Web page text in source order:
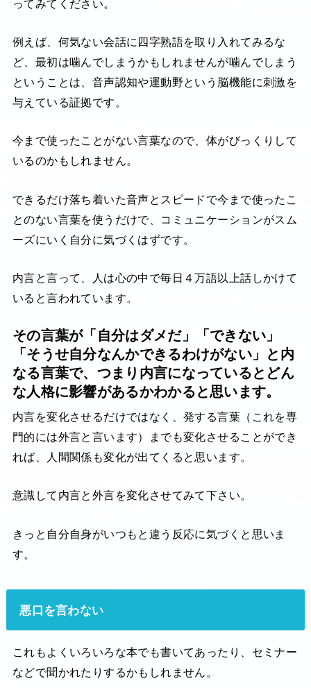
ってみてください。
例えば、何気ない会話に四字熟語を取り入れてみるな
ど、最初は噛んでしまうかもしれませんが噛んでしまう
ということは、音声認知や運動野という脳機能に刺激を
与えている証拠です。
今まで使ったことがない言葉なので、体がびっくりして
いるのかもしれません。
できるだけ落ち着いた音声とスピードで今まで使ったこ
とのない言葉を使うだけで、コミュニケーションがスム
ーズにいく自分に気づくはずです。
内言と言って、人は心の中で毎日４万語以上話しかけて
いると言われています。
その言葉が「自分はダメだ」「できない」
「そうせ自分なんかできるわけがない」と内
なる言葉で、つまり内言になっているとどん
な人格に影響があるかわかると思います。
内言を変化させるだけではなく、発する言葉（これを専
門的には外言と言います）までも変化させることができ
れば、人間関係も変化が出てくると思います。
意識して内言と外言を変化させてみて下さい。
きっと自分自身がいつもと違う反応に気づくと思いま
す。
悪口を言わない
これもよくいろいろな本でも書いてあったり、セミナー
などで聞かれたりするかもしれません。